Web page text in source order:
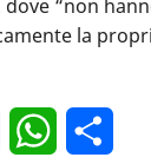
“non
la
MastodonWhatsApp